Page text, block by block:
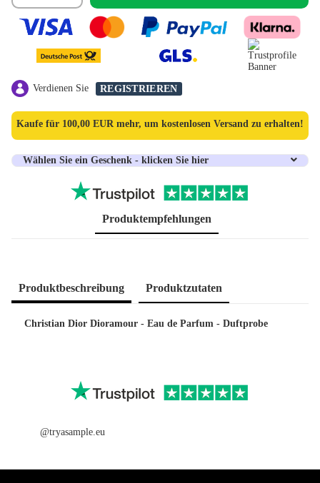
Verdienen Sie REGISTRIEREN
Kaufe für 100,00 EURmehr, um kostenlosen Versand zu erhalten!
Wählen Sie ein Geschenk - klicken Sie hier
Produktempfehlungen
Produkt­beschreibung Produkt­zutaten
Christian Dior Dioramour - Eau de Parfum - Duftprobe
@tryasample.eu